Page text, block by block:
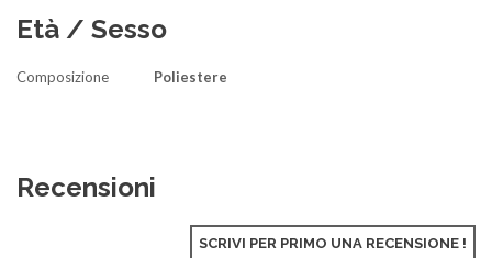
Età / Sesso
Composizione Poliestere
Recensioni
SCRIVI PER PRIMO UNA RECENSIONE !